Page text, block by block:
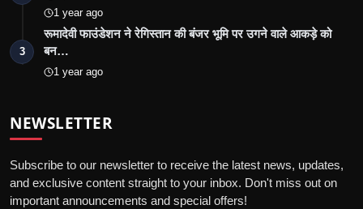
1 year ago
3
रूमादेवी फाउंडेशन ने रेगिस्तान की बंजर भूमि पर उगने वाले आकड़े को
बन…
1 year ago
NEWSLETTER
Subscribe to our newsletter to receive the latest news, updates,
and exclusive content straight to your inbox. Don't miss out on
important announcements and special offers!